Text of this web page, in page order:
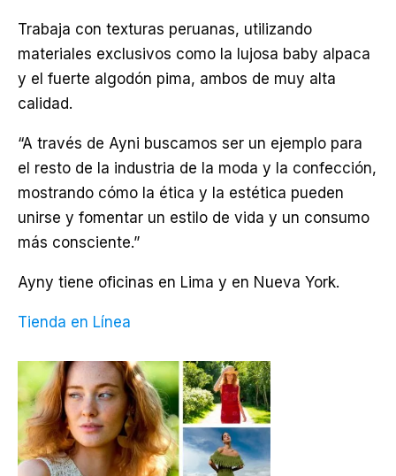
Trabaja con texturas peruanas, utilizando
materiales exclusivos como la lujosa baby alpaca
y el fuerte algodón pima, ambos de muy alta
calidad.
“A través de Ayni buscamos ser un ejemplo para
el resto de la industria de la moda y la confección,
mostrando cómo la ética y la estética pueden
unirse y fomentar un estilo de vida y un consumo
más consciente.”
Ayny tiene oficinas en Lima y en Nueva York.
Tienda en Línea